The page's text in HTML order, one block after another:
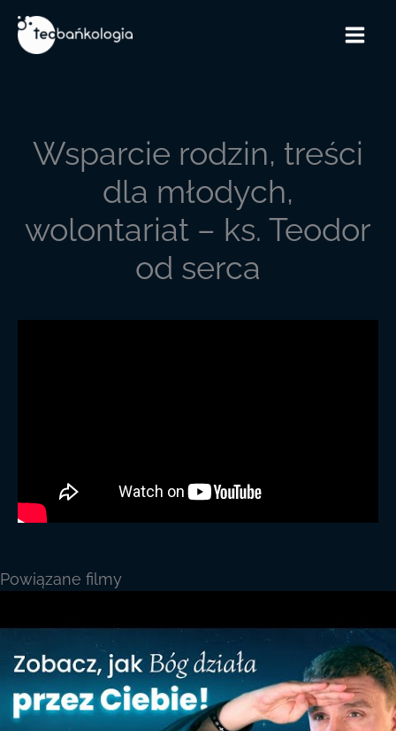
do
treści
Wsparcie rodzin, treści
dla młodych,
wolontariat – ks. Teodor
od serca
Powiązane filmy